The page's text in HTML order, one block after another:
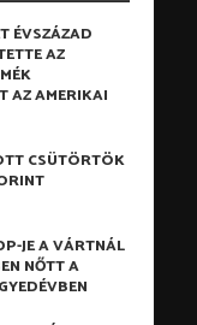
ÉVSZÁZAD
AZ
AZ AMERIKAI
CSÜTÖRTÖK
JE A VÁRTNÁL
NŐTT A